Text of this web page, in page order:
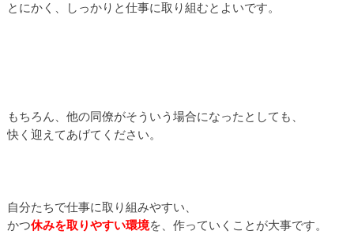
とにかく、しっかりと仕事に取り組むとよいです。
もちろん、他の同僚がそういう場合になったとしても、
快く迎えてあげてください。
自分たちで仕事に取り組みやすい、
かつ休みを取りやすい環境を、作っていくことが大事です。